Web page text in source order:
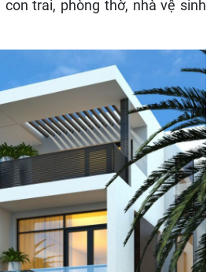
trai, phòng thờ, nhà vệ sinh